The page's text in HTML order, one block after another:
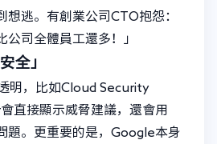
想逃。有創業公司CTO抱怨：
公司全體員工還多！」
全」
明，比如Cloud Security
直接顯示威脅建議，還會用
題。更重要的是，Google本身